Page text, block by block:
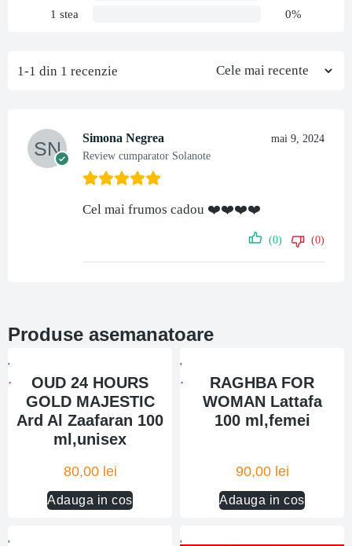
1 stea
0%
1-1 din 1 recenzie
Simona Negrea
Review cumparator Solanote
mai 9, 2024
Cel mai frumos cadou ❤️❤️❤️❤️
(0) (0)
Produse asemanatoare
OUD 24 HOURS
GOLD MAJESTIC
Ard Al Zaafaran 100
ml,unisex
80,00 lei
Adauga in cos
RAGHBA FOR
WOMAN Lattafa
100 ml,femei
90,00 lei
Adauga in cos